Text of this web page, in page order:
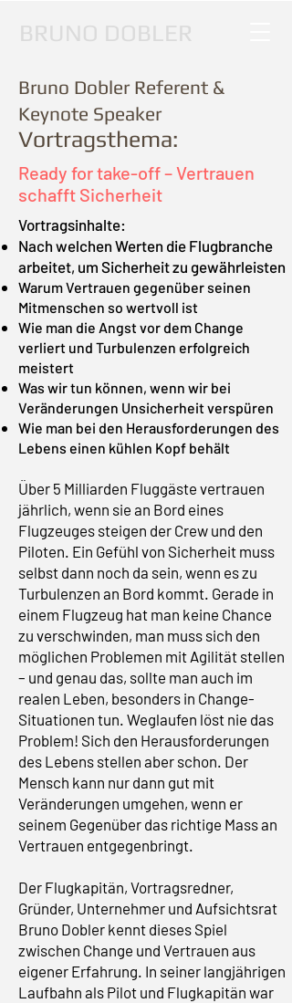
BRUNO DOBLER
Bruno Dobler Referent &
Keynote Speaker
Vortragsthema:
Ready for take-off – Vertrauen
schafft Sicherheit
Vortragsinhalte:
Nach welchen Werten die Flugbranche
arbeitet, um Sicherheit zu gewährleisten
Warum Vertrauen gegenüber seinen
Mitmenschen so wertvoll ist
Wie man die Angst vor dem Change
verliert und Turbulenzen erfolgreich
meistert
Was wir tun können, wenn wir bei
Veränderungen Unsicherheit verspüren
Wie man bei den Herausforderungen des
Lebens einen kühlen Kopf behält
Über 5 Milliarden Fluggäste vertrauen
jährlich, wenn sie an Bord eines
Flugzeuges steigen der Crew und den
Piloten. Ein Gefühl von Sicherheit muss
selbst dann noch da sein, wenn es zu
Turbulenzen an Bord kommt. Gerade in
einem Flugzeug hat man keine Chance
zu verschwinden, man muss sich den
möglichen Problemen mit Agilität stellen
– und genau das, sollte man auch im
realen Leben, besonders in Change-
Situationen tun. Weglaufen löst nie das
Problem! Sich den Herausforderungen
des Lebens stellen aber schon. Der
Mensch kann nur dann gut mit
Veränderungen umgehen, wenn er
seinem Gegenüber das richtige Mass an
Vertrauen entgegenbringt.
Der Flugkapitän, Vortragsredner,
Gründer, Unternehmer und Aufsichtsrat
Bruno Dobler kennt dieses Spiel
zwischen Change und Vertrauen aus
eigener Erfahrung. In seiner langjährigen
Laufbahn als Pilot und Flugkapitän war